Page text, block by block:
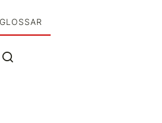
GLOSSAR